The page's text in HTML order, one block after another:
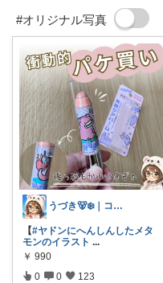
#オリジナル写真
うづき🐻‍❄️｜コレ好き！を届けたい✨
【#ヤドンにへんしんしたメタ
モンのイラスト ...
￥ 990
0 0 123